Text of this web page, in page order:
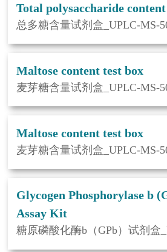
Total polysaccharide
总多糖含量试剂盒_UPLC-MS-
Maltose content test box
麦芽糖含量试剂盒_UPLC-MS-
Maltose content test box
麦芽糖含量试剂盒_UPLC-MS-
Glycogen Phosphorylase b
Assay Kit
糖原磷酸化酶b（GPb）试剂盒